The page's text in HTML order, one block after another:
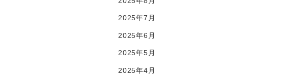
2025年7月
2025年6月
2025年5月
2025年4月